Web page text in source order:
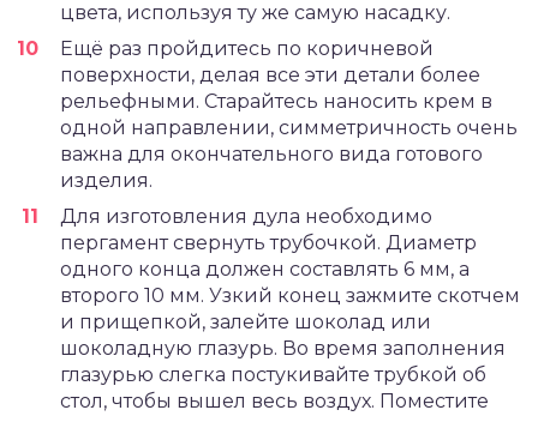
цвета, используя ту же самую насадку.
Ещё раз пройдитесь по коричневой
поверхности, делая все эти детали более
рельефными. Старайтесь наносить крем в
одной направлении, симметричность очень
важна для окончательного вида готового
изделия.
Для изготовления дула необходимо
пергамент свернуть трубочкой. Диаметр
одного конца должен составлять 6 мм, а
второго 10 мм. Узкий конец зажмите скотчем
и прищепкой, залейте шоколад или
шоколадную глазурь. Во время заполнения
глазурью слегка постукивайте трубкой об
стол, чтобы вышел весь воздух. Поместите